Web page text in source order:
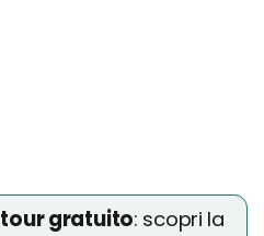
tour gratuito: scopri la